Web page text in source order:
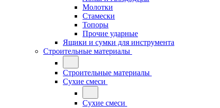
Молотки
Стамески
Топоры
Прочие ударные
Ящики и сумки для инструмента
Строительные материалы
Строительные материалы
Сухие смеси
Сухие смеси